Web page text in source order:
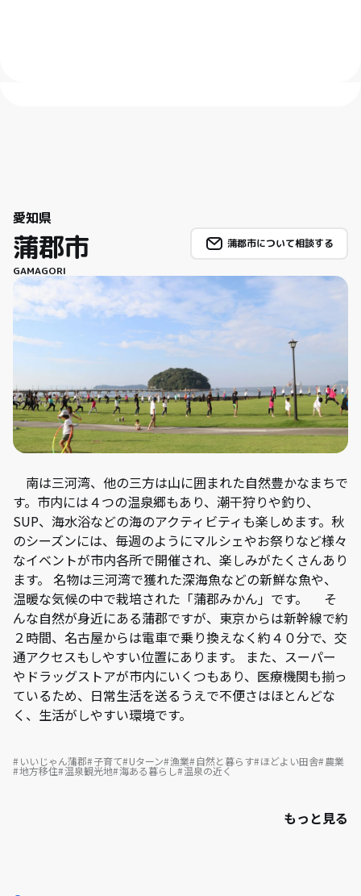
愛知県
蒲郡市
GAMAGORI
蒲郡市について相談する
南は三河湾、他の三方は山に囲まれた自然豊かなまちで
す。市内には４つの温泉郷もあり、潮干狩りや釣り、
SUP、海水浴などの海のアクティビティも楽しめます。秋
のシーズンには、毎週のようにマルシェやお祭りなど様々
なイベントが市内各所で開催され、楽しみがたくさんあり
ます。 名物は三河湾で獲れた深海魚などの新鮮な魚や、
温暖な気候の中で栽培された「蒲郡みかん」です。 そ
んな自然が身近にある蒲郡ですが、東京からは新幹線で約
２時間、名古屋からは電車で乗り換えなく約４０分で、交
通アクセスもしやすい位置にあります。 また、スーパー
やドラッグストアが市内にいくつもあり、医療機関も揃っ
ているため、日常生活を送るうえで不便さはほとんどな
く、生活がしやすい環境です。
いいじゃん蒲郡 子育て Uターン 漁業 自然と暮らす ほどよい田舎 農業
地方移住 温泉観光地 海ある暮らし 温泉の近く
もっと見る